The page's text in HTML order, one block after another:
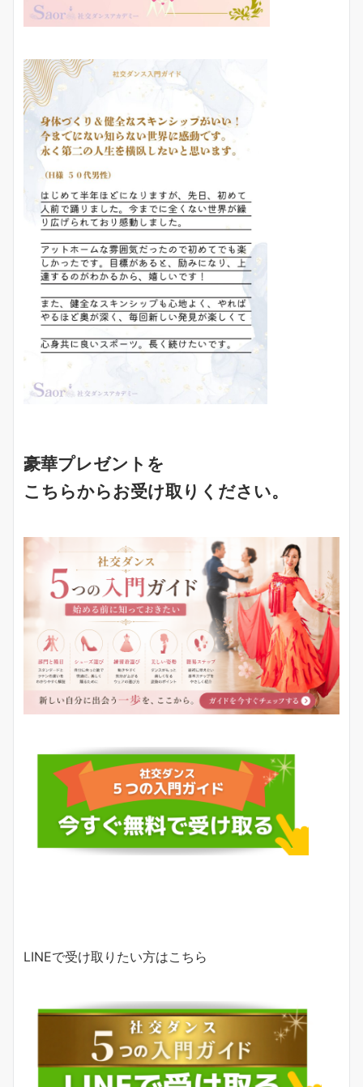
豪華プレゼントを
こちらからお受け取りください。
LINEで受け取りたい方はこちら